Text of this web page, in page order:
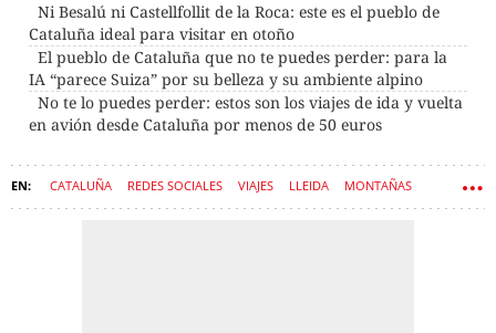
Ni Besalú ni Castellfollit de la Roca: este es el pueblo de
Cataluña ideal para visitar en otoño
El pueblo de Cataluña que no te puedes perder: para la
IA “parece Suiza” por su belleza y su ambiente alpino
No te lo puedes perder: estos son los viajes de ida y vuelta
en avión desde Cataluña por menos de 50 euros
CATALUÑA REDES SOCIALES VIAJES LLEIDA MONTAÑAS